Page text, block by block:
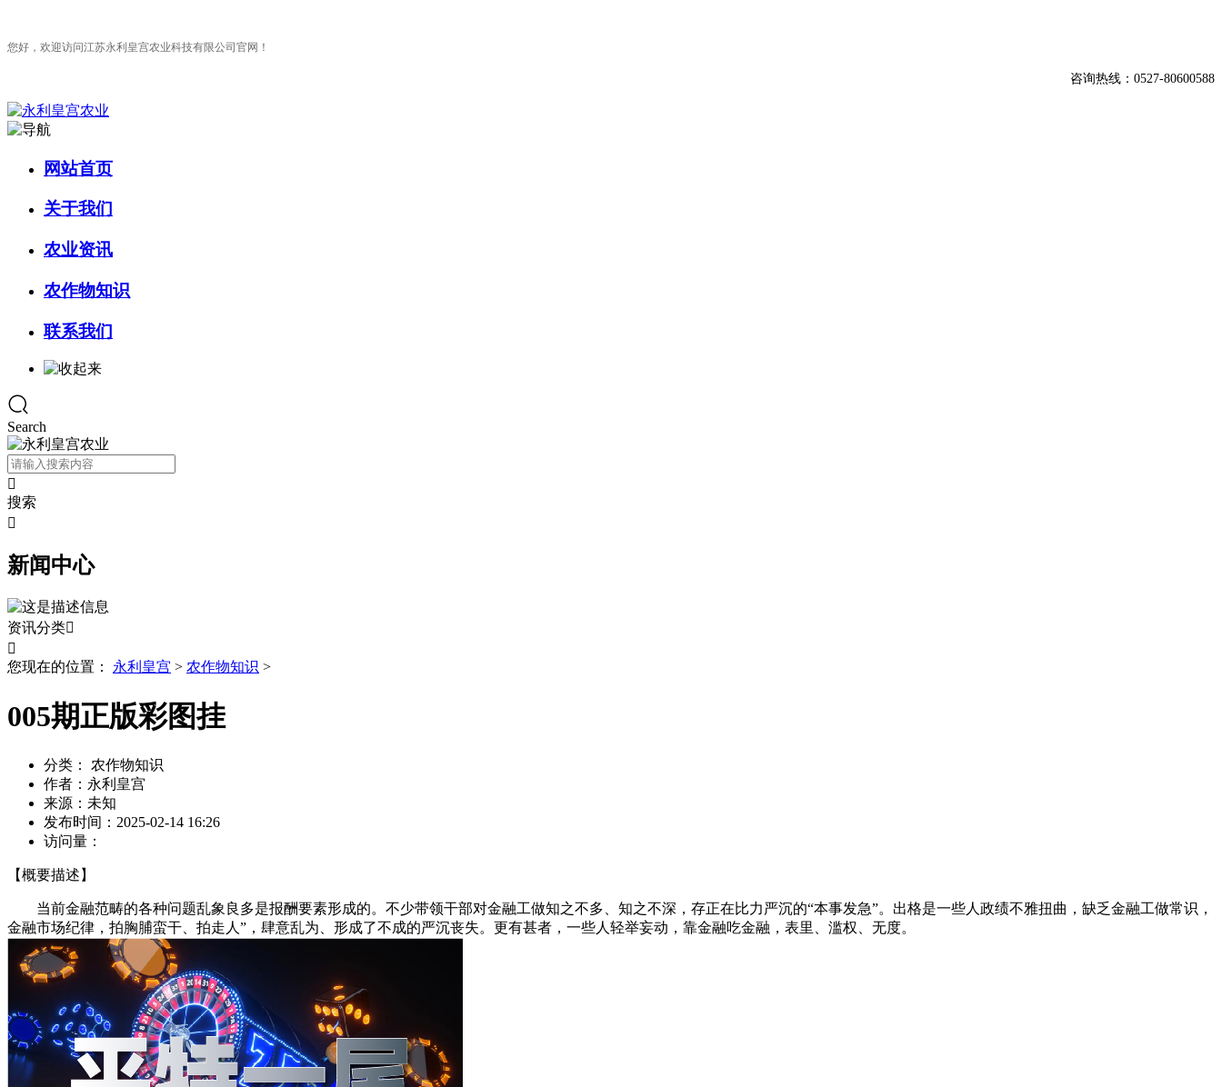
您好，欢迎访问江苏永利皇宫农业科技有限公司官网！
咨询热线：0527-80600588
网站首页
关于我们
农业资讯
农作物知识
联系我们
Search

搜索

新闻中心
资讯分类

您现在的位置：
永利皇宫 > 农作物知识 >
005期正版彩图挂
分类：
农作物知识
作者： 永利皇宫
来源： 未知
发布时间： 2025-02-14 16:26
访问量：
【概要描述】
当前金融范畴的各种问题乱象良多是报酬要素形成的。不少带领干部对金融工做知之不多、知之不深，存正在比力严沉的“本事发急”。出格是一些人政绩不雅扭曲，缺乏金融工做常识，
金融市场纪律，拍胸脯蛮干、拍走人”，肆意乱为、形成了不成的严沉丧失。更有甚者，一些人轻举妄动，靠金融吃金融，表里、滥权、无度。